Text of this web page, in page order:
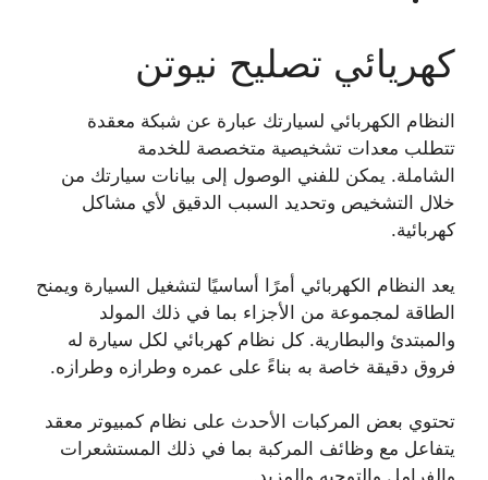
كهريائي تصليح نيوتن
النظام الكهربائي لسيارتك عبارة عن شبكة معقدة
تتطلب معدات تشخيصية متخصصة للخدمة
الشاملة. يمكن للفني الوصول إلى بيانات سيارتك من
خلال التشخيص وتحديد السبب الدقيق لأي مشاكل
كهربائية.
يعد النظام الكهربائي أمرًا أساسيًا لتشغيل السيارة ويمنح
الطاقة لمجموعة من الأجزاء بما في ذلك المولد
والمبتدئ والبطارية. كل نظام كهربائي لكل سيارة له
فروق دقيقة خاصة به بناءً على عمره وطرازه وطرازه.
تحتوي بعض المركبات الأحدث على نظام كمبيوتر معقد
يتفاعل مع وظائف المركبة بما في ذلك المستشعرات